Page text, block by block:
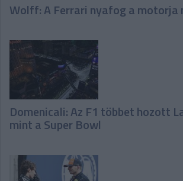
Wolff: A Ferrari nyafog a
Domenicali: Az F1 többet hozott
mint a Super Bowl